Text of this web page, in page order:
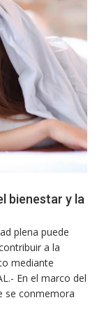
bienestar y la
plena puede
a la
mediante
En el marco del
se conmemora